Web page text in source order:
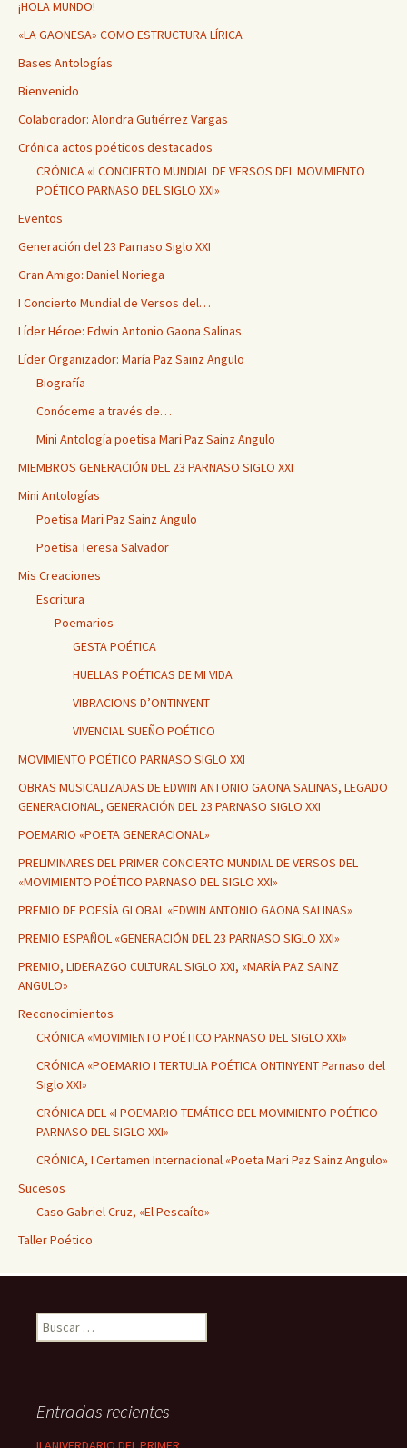
¡HOLA MUNDO!
«LA GAONESA» COMO ESTRUCTURA LÍRICA
Bases Antologías
Bienvenido
Colaborador: Alondra Gutiérrez Vargas
Crónica actos poéticos destacados
CRÓNICA «I CONCIERTO MUNDIAL DE VERSOS DEL MOVIMIENTO
POÉTICO PARNASO DEL SIGLO XXI»
Eventos
Generación del 23 Parnaso Siglo XXI
Gran Amigo: Daniel Noriega
I Concierto Mundial de Versos del…
Líder Héroe: Edwin Antonio Gaona Salinas
Líder Organizador: María Paz Sainz Angulo
Biografía
Conóceme a través de…
Mini Antología poetisa Mari Paz Sainz Angulo
MIEMBROS GENERACIÓN DEL 23 PARNASO SIGLO XXI
Mini Antologías
Poetisa Mari Paz Sainz Angulo
Poetisa Teresa Salvador
Mis Creaciones
Escritura
Poemarios
GESTA POÉTICA
HUELLAS POÉTICAS DE MI VIDA
VIBRACIONS D’ONTINYENT
VIVENCIAL SUEÑO POÉTICO
MOVIMIENTO POÉTICO PARNASO SIGLO XXI
OBRAS MUSICALIZADAS DE EDWIN ANTONIO GAONA SALINAS, LEGADO
GENERACIONAL, GENERACIÓN DEL 23 PARNASO SIGLO XXI
POEMARIO «POETA GENERACIONAL»
PRELIMINARES DEL PRIMER CONCIERTO MUNDIAL DE VERSOS DEL
«MOVIMIENTO POÉTICO PARNASO DEL SIGLO XXI»
PREMIO DE POESÍA GLOBAL «EDWIN ANTONIO GAONA SALINAS»
PREMIO ESPAÑOL «GENERACIÓN DEL 23 PARNASO SIGLO XXI»
PREMIO, LIDERAZGO CULTURAL SIGLO XXI, «MARÍA PAZ SAINZ
ANGULO»
Reconocimientos
CRÓNICA «MOVIMIENTO POÉTICO PARNASO DEL SIGLO XXI»
CRÓNICA «POEMARIO I TERTULIA POÉTICA ONTINYENT Parnaso del
Siglo XXI»
CRÓNICA DEL «I POEMARIO TEMÁTICO DEL MOVIMIENTO POÉTICO
PARNASO DEL SIGLO XXI»
CRÓNICA, I Certamen Internacional «Poeta Mari Paz Sainz Angulo»
Sucesos
Caso Gabriel Cruz, «El Pescaíto»
Taller Poético
Buscar:
Entradas recientes